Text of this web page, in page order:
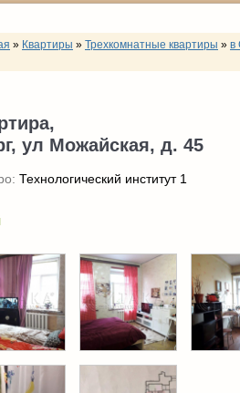
» Квартиры » Трехкомнатные квартиры » в
ул Можайская, д. 45
Технологический институт 1